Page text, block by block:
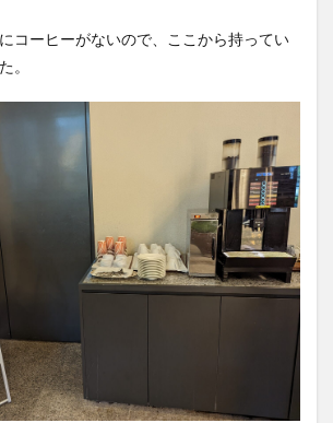
コーヒーがないので、ここから持ってい
。